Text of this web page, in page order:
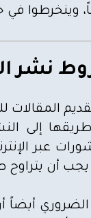
وينخرطوا في
نشر
المقالات
إلى
عبر
طول المقالات بين 800 - 1200 كلمة بلغة
أيضاً